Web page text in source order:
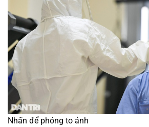
Nhấn để phóng to ảnh